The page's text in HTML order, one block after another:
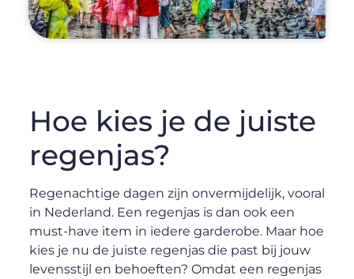
Hoe kies je de juiste
regenjas?
Regenachtige dagen zijn onvermijdelijk, vooral
in Nederland. Een regenjas is dan ook een
must-have item in iedere garderobe. Maar hoe
kies je nu de juiste regenjas die past bij jouw
levensstijl en behoeften? Omdat een regenjas